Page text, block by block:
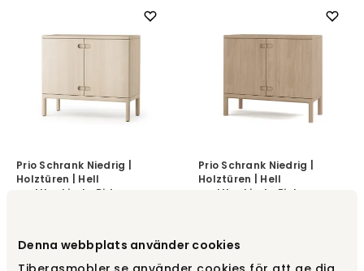
Denna webbplats använder cookies
Prio Schrank Niedrig |
Holztüren | Hell
mattlackierte Birke
2 582 €
Prio Schrank Niedrig |
Holztüren | Hell
mattlackierte Eiche